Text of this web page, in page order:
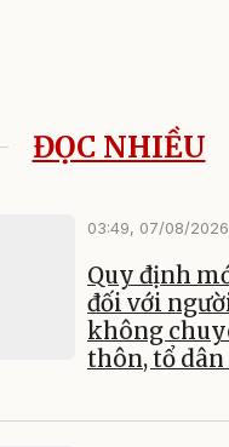
ĐỌC NHIỀU
03:49, 07/08/2026
Quy định
đối với
không
thôn, tổ dân